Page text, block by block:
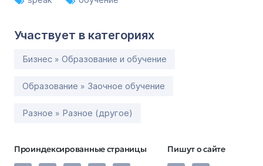
Участвует в категориях
Бизнес » Образование и обучение
Образование » Заочное обучение
Разное » Разное (другое)
Проиндексированные страницы Пишут о сайте